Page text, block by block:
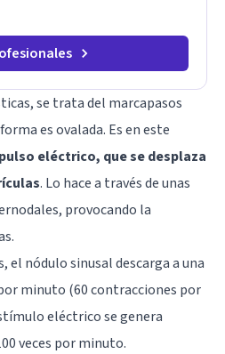
se trata del marcapasos
es ovalada. Es en este
eléctrico, que se desplaza
. Lo hace a través de unas
provocando la
el nódulo sinusal descarga a una
minuto (60 contracciones por
eléctrico se genera
veces por minuto.